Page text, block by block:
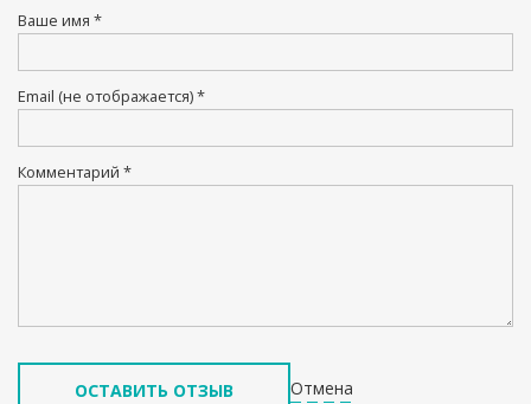
Ваше имя *
Email (не отображается) *
Комментарий *
Отмена